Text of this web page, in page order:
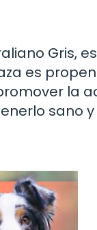
Gris,
es
la
sano